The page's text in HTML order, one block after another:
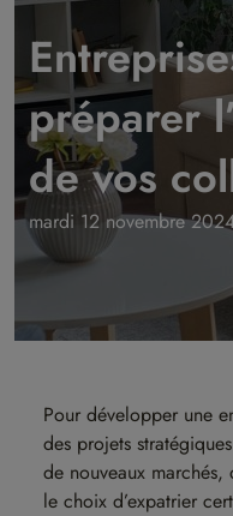
préparer
de vos
mardi 12 novembre
Pour développer une
des projets
de nouveaux marchés,
le choix d’expatrier